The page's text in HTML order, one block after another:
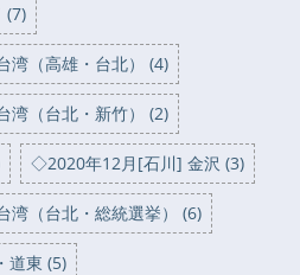
(7)
（高雄・台北） (4)
（台北・新竹） (2)
◇2020年12月[石川] 金沢 (3)
（台北・総統選挙） (6)
道東 (5)